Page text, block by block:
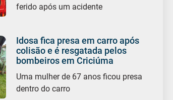
ferido após um acidente
Idosa fica presa em carro após
colisão e é resgatada pelos
bombeiros em Criciúma
Uma mulher de 67 anos ficou presa
dentro do carro